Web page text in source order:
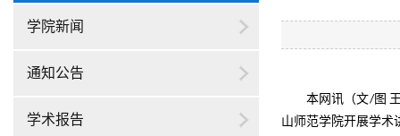
学院新闻
通知公告
学术报告
本网讯（文/图
山师范学院开展学术